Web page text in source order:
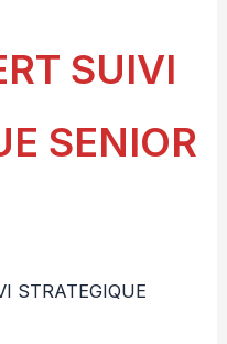
SUIVI
SENIOR
STRATEGIQUE